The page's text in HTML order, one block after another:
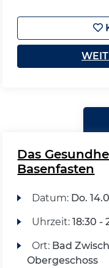
Das
Basenfasten
Datum: Do.
Uhrzeit: 18:30 -
Ort: Bad
Obergeschoss